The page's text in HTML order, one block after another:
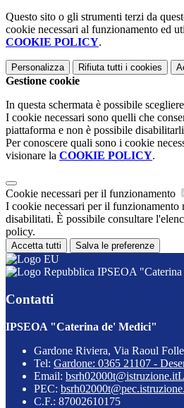
Questo sito o gli strumenti terzi da
cookie necessari al funzionamento ed
COOKIE POLICY.
Personalizza Rifiuta tutti i cookies
Gestione cookie
In questa schermata è possibile
I cookie necessari sono quelli che
piattaforma e non è possibile
Per conoscere quali sono i cookie
visionare la COOKIE POLICY.
Cookie necessari per il funzionamento
I cookie necessari per il funzionamento
disabilitati. È possibile consultare
policy.
Accetta tutti Salva le preferenze
IPSEOA
Contatti
IPSEOA "Caterina de' Medici"
Gardone Riviera, Via Raoul
Tel: Gardone: 0365 21107 -
Email: bsrh02000t@istruzione.it
PEC:
C.F.: 87002610175